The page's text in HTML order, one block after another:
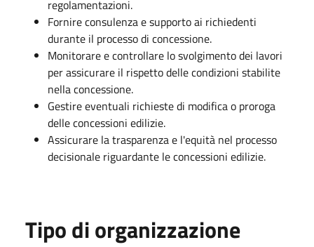
regolamentazioni.
Fornire consulenza e supporto ai richiedenti
durante il processo di concessione.
Monitorare e controllare lo svolgimento dei lavori
per assicurare il rispetto delle condizioni stabilite
nella concessione.
Gestire eventuali richieste di modifica o proroga
delle concessioni edilizie.
Assicurare la trasparenza e l'equità nel processo
decisionale riguardante le concessioni edilizie.
Tipo di organizzazione